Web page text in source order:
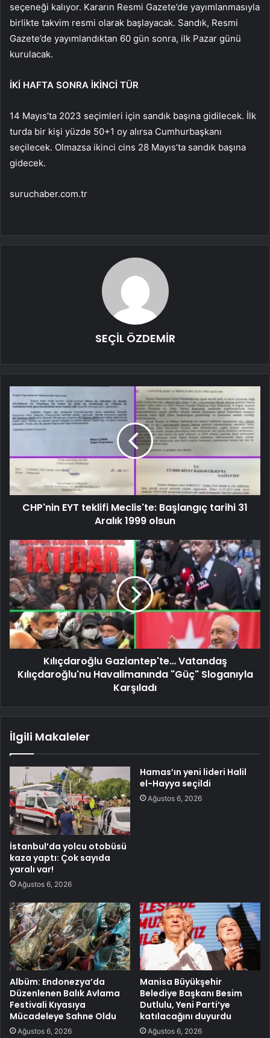
seçeneği kalıyor. Kararın Resmi Gazete’de yayımlanmasıyla
birlikte takvim resmi olarak başlayacak. Sandık, Resmi
Gazete’de yayımlandıktan 60 gün sonra, ilk Pazar günü
kurulacak.
İKİ HAFTA SONRA İKİNCİ TÜR
14 Mayıs’ta 2023 seçimleri için sandık başına gidilecek. İlk
turda bir kişi yüzde 50+1 oy alırsa Cumhurbaşkanı
seçilecek. Olmazsa ikinci cins 28 Mayıs’ta sandık başına
gidecek.
suruchaber.com.tr
SEÇİL ÖZDEMİR
CHP'nin EYT teklifi Meclis'te: Başlangıç ​​tarihi 31
Aralık 1999 olsun
Kılıçdaroğlu Gaziantep'te… Vatandaş
Kılıçdaroğlu'nu Havalimanında "Güç" Sloganıyla
Karşıladı
İlgili Makaleler
İstanbul’da yolcu otobüsü
kaza yaptı: Çok sayıda
yaralı var!
Ağustos 6, 2026
Hamas’ın yeni lideri Halil
el-Hayya seçildi
Ağustos 6, 2026
Albüm: Endonezya’da
Düzenlenen Balık Avlama
Festivali Kıyasıya
Mücadeleye Sahne Oldu
Ağustos 6, 2026
Manisa Büyükşehir
Belediye Başkanı Besim
Dutlulu, Yeni Parti’ye
katılacağını duyurdu
Ağustos 6, 2026